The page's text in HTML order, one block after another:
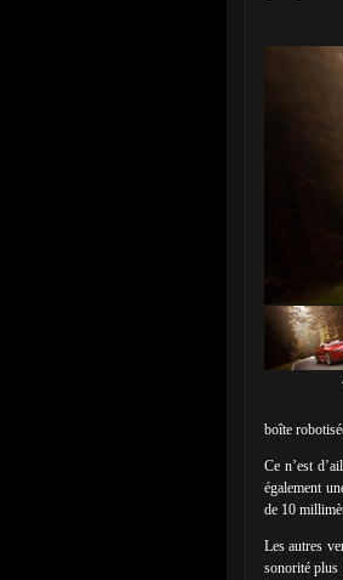
boîte
Ce n’est
également
de 10
Les autres
sonorité plus